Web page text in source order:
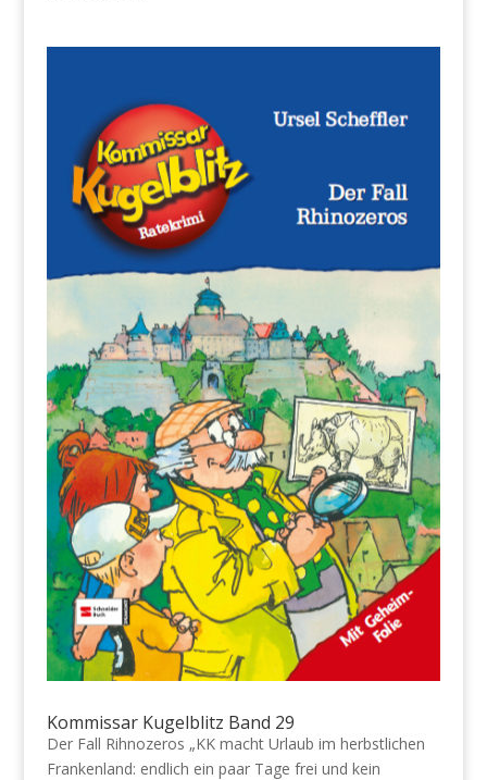
Kommissar Kugelblitz Band 29
Der Fall Rihnozeros „KK macht Urlaub im herbstlichen
Frankenland: endlich ein paar Tage frei und kein